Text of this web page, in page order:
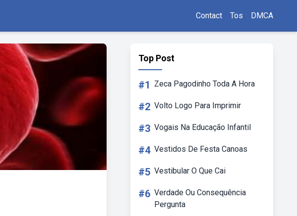
Contact Tos DMCA
Top Post
#1 Zeca Pagodinho Toda A Hora
#2 Volto Logo Para Imprimir
#3 Vogais Na Educação Infantil
#4 Vestidos De Festa Canoas
#5 Vestibular O Que Cai
#6 Verdade Ou Consequência
Pergunta